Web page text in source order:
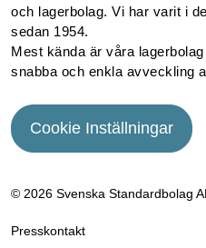
och lagerbolag. Vi har varit i
sedan 1954.
Mest kända är våra
snabba och enkla avveckling
Cookie Inställningar
© 2026 Svenska Standardbolag
Presskontakt